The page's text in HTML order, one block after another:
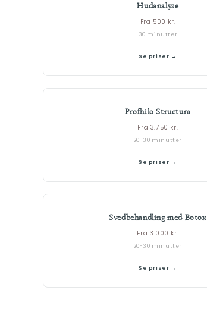
Hudanalyse
Fra 500 kr.
30 minutter
Se priser →
Profhilo Structura
Fra 3.750 kr.
20-30 minutter
Se priser →
Svedbehandling med Botox
Fra 3.000 kr.
20-30 minutter
Se priser →